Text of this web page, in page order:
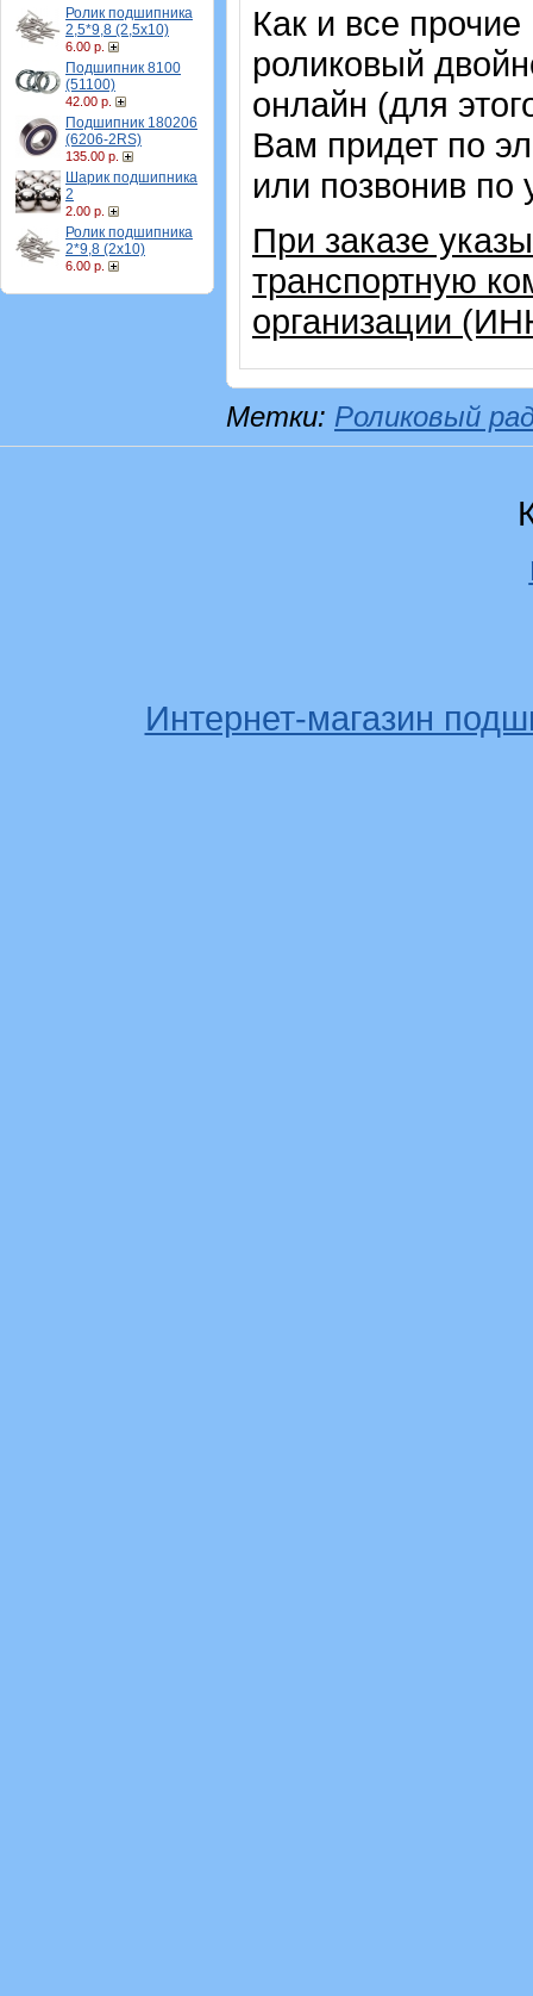
Ролик подшипника
2,5*9,8 (2,5х10)
6.00 р.
Подшипник 8100
(51100)
42.00 р.
Подшипник 180206
(6206-2RS)
135.00 р.
Шарик подшипника
2
2.00 р.
Ролик подшипника
2*9,8 (2х10)
6.00 р.
Как и все
роликовый
онлайн (для
Вам придет по
или позвонив
При заказе
транспортную
организации
Метки: Роликовый
Интернет-магазин